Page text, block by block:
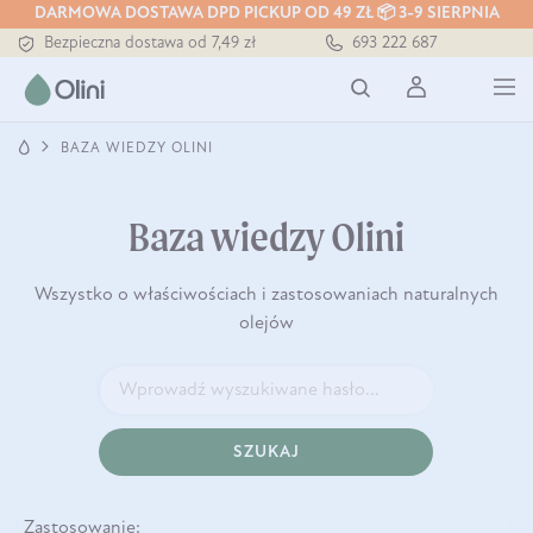
DARMOWA DOSTAWA DPD PICKUP OD 49 ZŁ 📦 3-9 SIERPNIA
Tłoczony zawsze na zimno
Bezpieczna dostawa od 7,49 zł
Tłoczony zawsze na zimno
693 222 687
BAZA WIEDZY OLINI
Baza wiedzy Olini
Wszystko o właściwościach i zastosowaniach naturalnych
olejów
SZUKAJ
Zastosowanie: